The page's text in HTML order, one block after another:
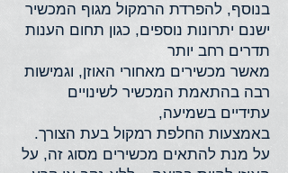
בנוסף, להפרדת הרמקול מגוף המכשיר
ישנם יתרונות נוספים, כגון תחום הענות
תדרים רחב יותר
מאשר מכשירים מאחורי האוזן, וגמישות
רבה בהתאמת המכשיר לשינויים
עתידיים בשמיעה,
באמצעות החלפת רמקול בעת הצורך.
על מנת להתאים מכשירים מסוג זה, על